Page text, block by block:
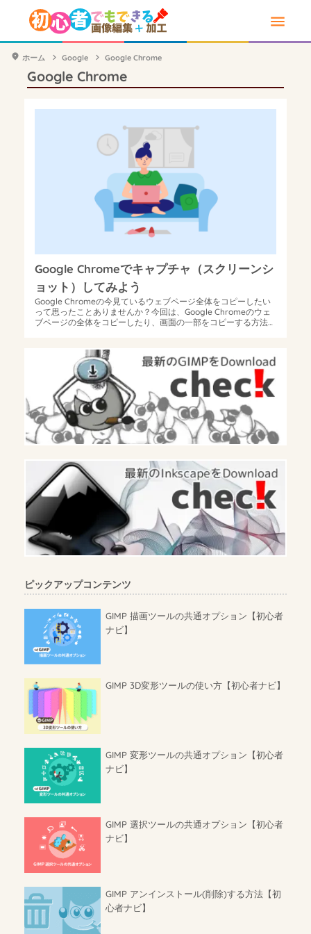
ホーム Google Google Chrome
Google Chrome
Google Chromeでキャプチャ（スクリーンシ
ョット）してみよう
Google Chromeの今見ているウェブページ全体をコピーしたい
って思ったことありませんか？今回は、Google Chromeのウェ
ブページの全体をコピーしたり、画面の一部をコピーする方法を
ピックアップコンテンツ
GIMP 描画ツールの共通オプション【初心者
ナビ】
GIMP 3D変形ツールの使い方【初心者ナビ】
GIMP 変形ツールの共通オプション【初心者
ナビ】
GIMP 選択ツールの共通オプション【初心者
ナビ】
GIMP アンインストール(削除)する方法【初
心者ナビ】